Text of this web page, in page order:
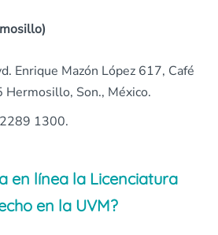
Enrique Mazón López 617, Café
Hermosillo, Son., México.
1300.
en línea la Licenciatura
en la UVM?